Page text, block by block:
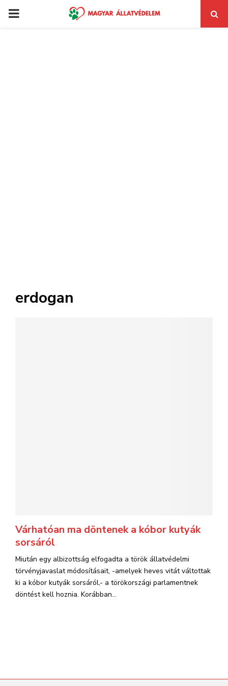
PRIMARY
erdogan
Várhatóan ma döntenek a kóbor kutyák
sorsáról
Miután egy albizottság elfogadta a török állatvédelmi
törvényjavaslat módosításait, -amelyek heves vitát váltottak
ki a kóbor kutyák sorsáról,- a törökországi parlamentnek
döntést kell hoznia. Korábban...